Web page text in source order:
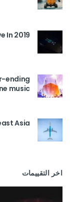
In 2019
ending
music
Asia
اخر التقييمات